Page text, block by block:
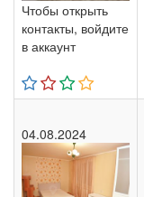
Чтобы открыть
контакты, войдите
в аккаунт
04.08.2024